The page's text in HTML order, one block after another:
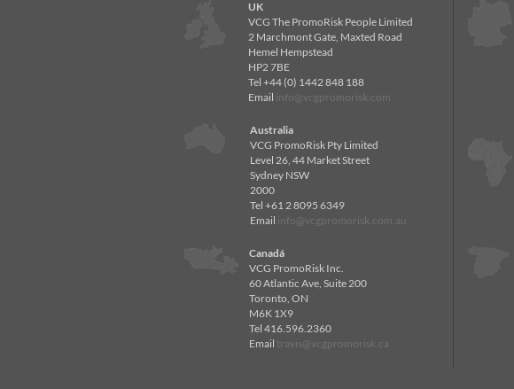
UK
VCG The PromoRisk People Limited
2 Marchmont Gate, Maxted Road
Hemel Hempstead
HP2 7BE
Tel +44 (0) 1442 848 188
Email info@vcgpromorisk.com
Australia
VCG PromoRisk Pty Limited
Level 26, 44 Market Street
Sydney NSW
2000
Tel +61 2 8095 6349
Email info@vcgpromorisk.com.au
Canadá
VCG PromoRisk Inc.
60 Atlantic Ave, Suite 200
Toronto, ON
M6K 1X9
Tel 416.596.2360
Email travis@vcgpromorisk.ca